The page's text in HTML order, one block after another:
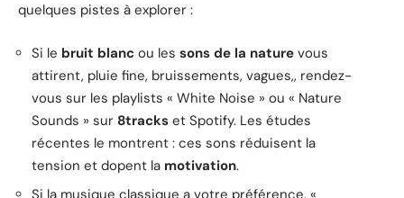
quelques pistes à explorer :
Si le bruit blanc ou les sons de la nature vous
attirent, pluie fine, bruissements, vagues,, rendez-
vous sur les playlists « White Noise » ou « Nature
Sounds » sur 8tracks et Spotify. Les études
récentes le montrent : ces sons réduisent la
tension et dopent la motivation.